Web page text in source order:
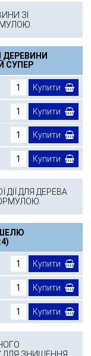
ЗІ
ДЕРЕВИНИ
СУПЕР
Купити
Купити
Купити
Купити
ДЛЯ ДЕРЕВА
Купити
Купити
Купити